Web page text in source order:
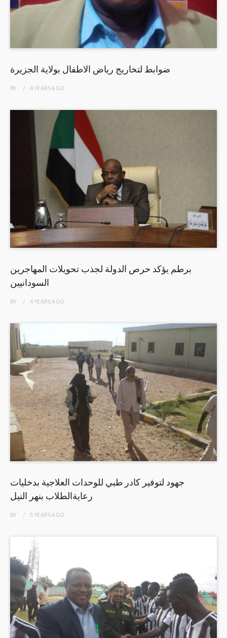
ضوابط لتخاريج رياض الاطفال بولاية الجزيرة
BY 4 YEARSAGO
برطم يؤكد حرص الدولة لجذب تحويلات المهاجرين
السودانيين
BY 4 YEARSAGO
جهود لتوفير كادر طبي للوحدات العلاجية بدخليات
رعايةالطلاب بنهر النيل
BY 5 YEARSAGO